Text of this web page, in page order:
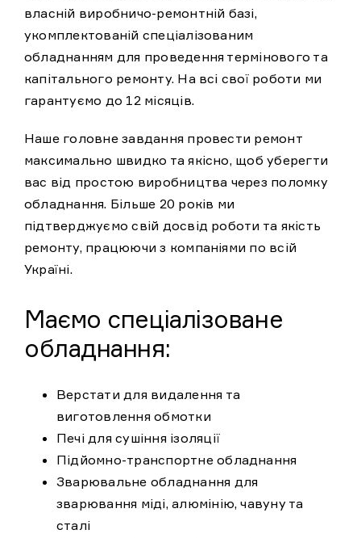
власній виробничо-ремонтній базі,
укомплектованій спеціалізованим
обладнанням для проведення термінового та
капітального ремонту. На всі свої роботи ми
гарантуємо до 12 місяців.
Наше головне завдання провести ремонт
максимально швидко та якісно, щоб уберегти
вас від простою виробництва через поломку
обладнання. Більше 20 років ми
підтверджуємо свій досвід роботи та якість
ремонту, працюючи з компаніями по всій
Україні.
Маємо спеціалізоване
обладнання:
Верстати для видалення та
виготовлення обмотки
Печі для сушіння ізоляції
Підйомно-транспортне обладнання
Зварювальне обладнання для
зварювання міді, алюмінію, чавуну та
сталі